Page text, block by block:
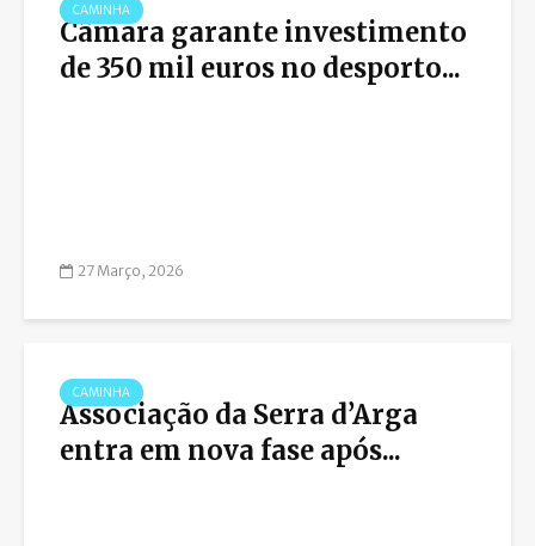
CAMINHA
Câmara garante investimento
de 350 mil euros no desporto...
27 Março, 2026
CAMINHA
Associação da Serra d’Arga
entra em nova fase após...